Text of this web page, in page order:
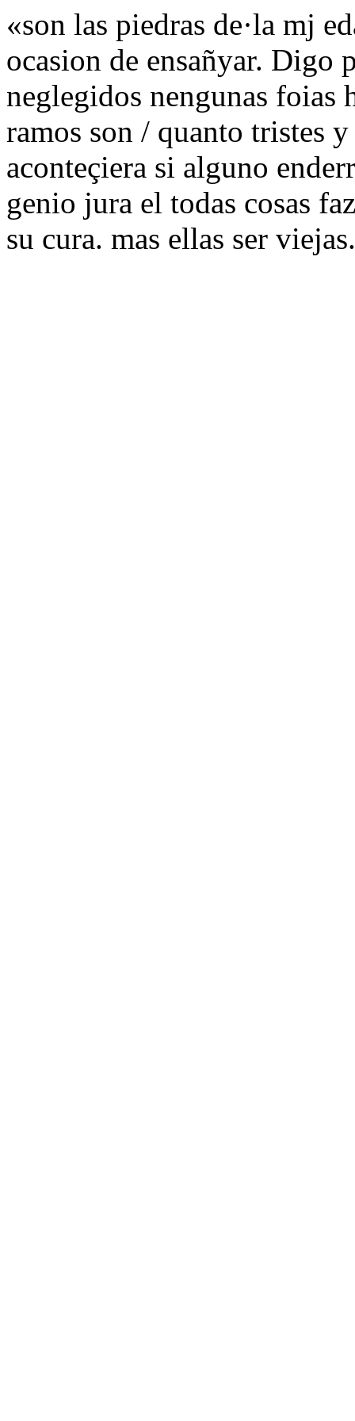
«son las piedras de·la mj
ocasion de ensañyar. Digo
neglegidos nengunas foias
ramos son / quanto tristes
aconteçiera si alguno
genio jura el todas cosas
su cura. mas ellas ser